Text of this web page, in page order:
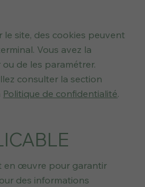
le site, des cookies peuvent
Vous avez la
de les paramétrer.
consulter la section
Politique de confidentialité.
en œuvre pour garantir
des informations